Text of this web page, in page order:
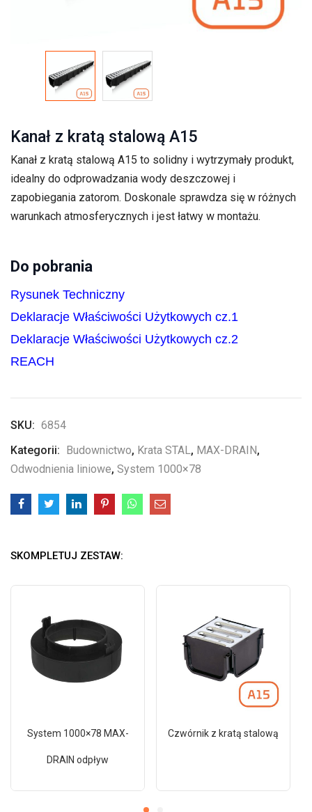
Kanał z kratą stalową A15
Kanał z kratą stalową A15 to solidny i wytrzymały produkt,
idealny do odprowadzania wody deszczowej i
zapobiegania zatorom. Doskonale sprawdza się w różnych
warunkach atmosferycznych i jest łatwy w montażu.
Do pobrania
Rysunek Techniczny
Deklaracje Właściwości Użytkowych cz.1
Deklaracje Właściwości Użytkowych cz.2
REACH
SKU: 6854
Kategorii: Budownictwo, Krata STAL, MAX-DRAIN,
Odwodnienia liniowe, System 1000×78
SKOMPLETUJ ZESTAW:
System 1000×78 MAX-
DRAIN odpływ
Czwórnik z kratą stalową